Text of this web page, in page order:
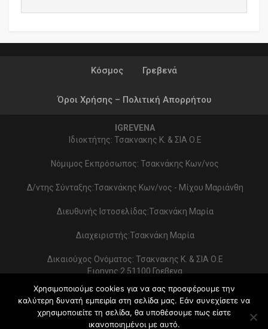
Κόσμος Γρεβενά
Όροι Χρήσης – Πολιτική Απορρήτου
IGREVENA
Ιδιοκτήτης: Τσακνακης Κ. & ΣΙΑ Ο.Ε
Νόμιμος Εκπρόσωπος: Τσακνάκης Κων/νος
Δ/ντης Σύνταξης:Τσακνάκης Κων/νος - Μίχου Μαριάνθη
Διευθυνής Ιστοσελίδας:Τσακνάκη Μαρία
Διαχειριστής:Τσακνάκη Μαρία
Δικαιούχος Ονόματος: Τσακνακης Κ. & ΣΙΑ Ο.Ε
Ειρηνης 2 51100 Γρεβενα
ΑΦΜ 999154321 - ΔΟΥ ΓΡΕΒΕΝΩΝ
Στοιχεία επικοινωνίας:
2462022086 - typoekdotikh@gmail.com
Κατασκευή Ιστοσελίδας:
PrimeWebify
Χρησιμοποιούμε cookies για να σας προσφέρουμε την
καλύτερη δυνατή εμπειρία στη σελίδα μας. Εάν συνεχίσετε να
χρησιμοποιείτε τη σελίδα, θα υποθέσουμε πως είστε
ικανοποιημένοι με αυτό.